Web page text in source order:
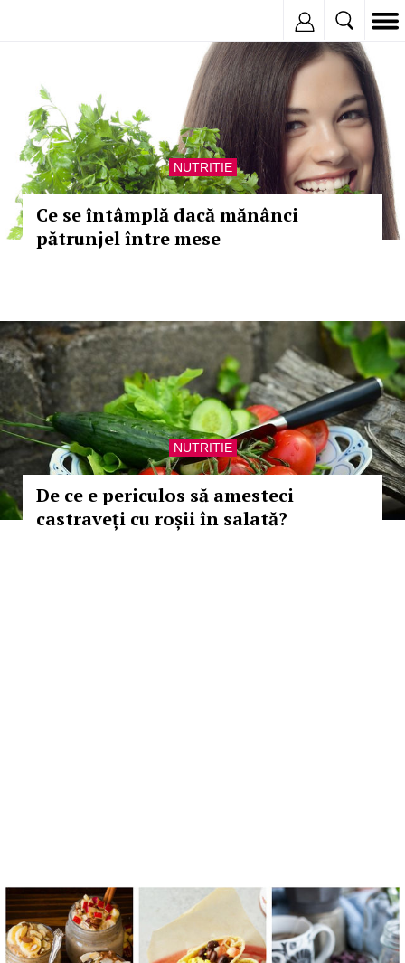
NUTRITIE
Ce se întâmplă dacă mănânci
pătrunjel între mese
NUTRITIE
De ce e periculos să amesteci
castraveți cu roșii în salată?